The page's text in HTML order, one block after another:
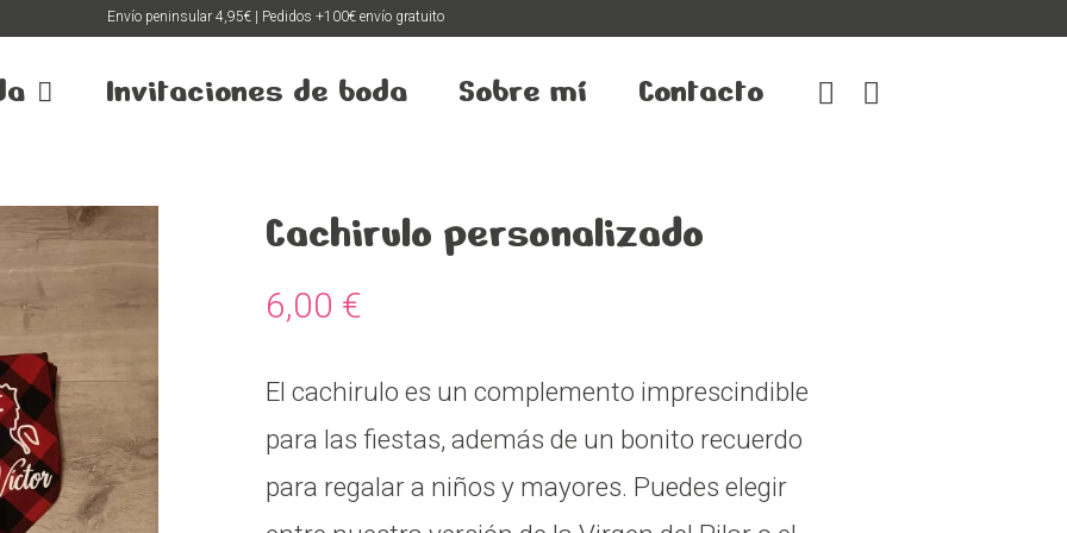
Envío peninsular 4,95€ | Pedidos +100€ envío gratuito
Invitaciones de boda Sobre mí Contacto
Cachirulo personalizado
6,00 €
El cachirulo es un complemento imprescindible
para las fiestas, además de un bonito recuerdo
para regalar a niños y mayores. Puedes elegir